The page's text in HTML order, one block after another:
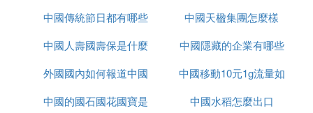
的
中國傳統節日都有哪些
中國天楹集團怎麼樣
中國人壽國壽保是什麼
中國隱藏的企業有哪些
外國國內如何報道中國
疫情
中國移動10元1g流量如
何取消
中國的國石國花國寶是
中國水稻怎麼出口